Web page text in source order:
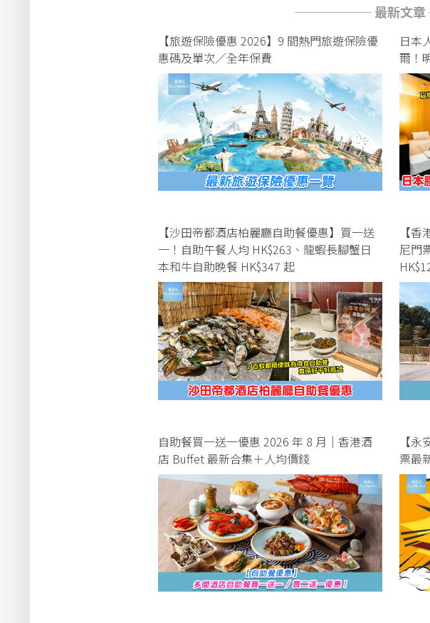
────── 最新文
【旅遊保險優惠 2026】9 間熱門旅遊保險優
惠碼及單次／全年保費
日本
爾！
【沙田帝都酒店柏麗廳自助餐優惠】買一送
一！自助午餐人均 HK$263、龍蝦長腳蟹日
本和牛自助晚餐 HK$347 起
【
尼門
自助餐買一送一優惠 2026 年 8 月｜香港酒
店 Buffet 最新合集＋人均價錢
【
票最